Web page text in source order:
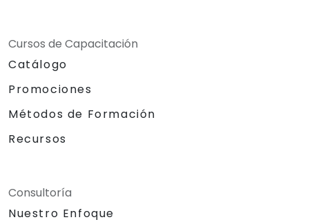
Cursos de Capacitación
Catálogo
Promociones
Métodos de Formación
Recursos
Consultoría
Nuestro Enfoque